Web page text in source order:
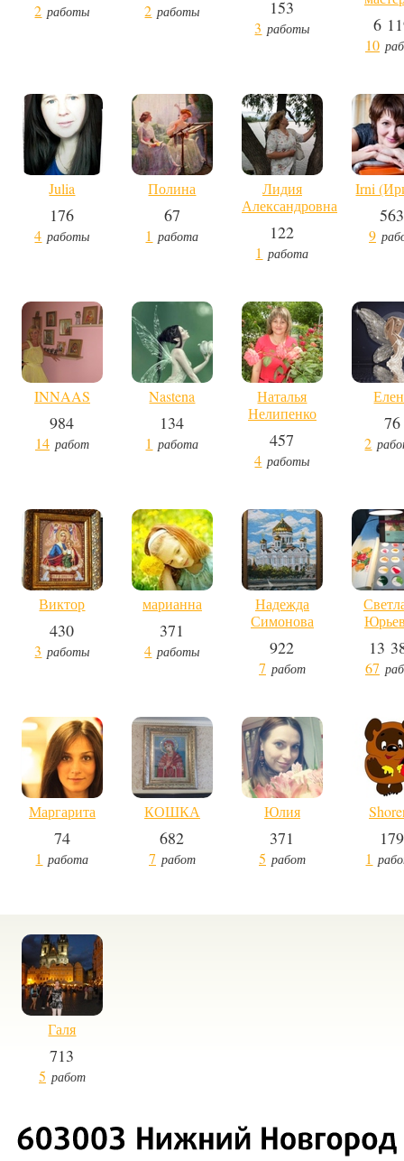
2 работы 2 работы 153
3 работы 6
10
Julia
176
4 работы
Полина
67
1 работа
Лидия
Александровна
122
1 работа
Irni
563
9
INNAAS
984
14 работ
Nastena
134
1 работа
Наталья
Нелипенко
457
4 работы
76
2
Виктор
430
3 работы
марианна
371
4 работы
Надежда
Симонова
922
7 работ
13
67
Маргарита
74
1 работа
КОШКА
682
7 работ
Юлия
371
5 работ
179
1
Галя
713
5 работ